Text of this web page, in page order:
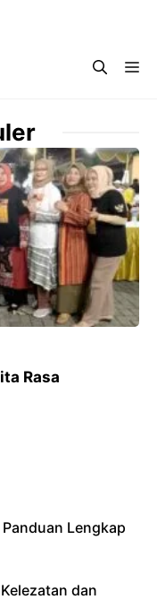
Rasa
Lengkap
dan